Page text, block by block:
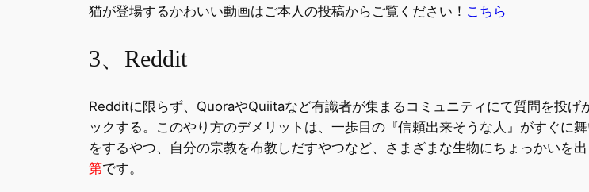
猫が登場するかわいい動画はご本人の投稿からご覧ください！ こちら
3、Reddit
Redditに限らず、QuoraやQuiitaなど有識者が集まるコミュニティにて質問を投
ックする。このやり方のデメリットは、一歩目の『信頼出来そうな人』がすぐに
をするやつ、自分の宗教を布教しだすやつなど、さまざまな生物にちょっかいを出
第です。